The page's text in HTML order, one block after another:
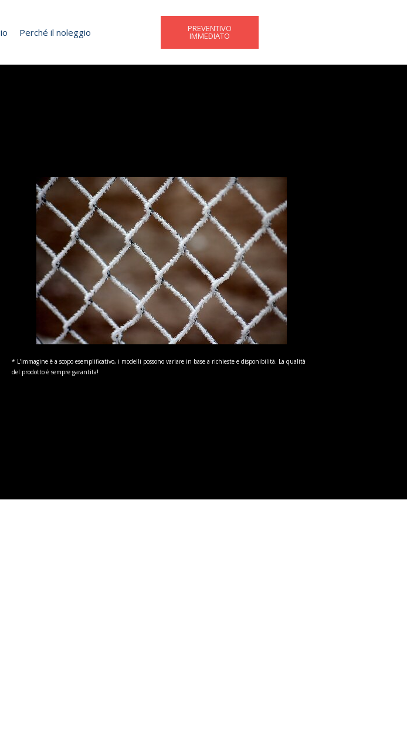
Perché il noleggio PREVENTIVO
IMMEDIATO
* L’immagine è a scopo esemplificativo, i modelli possono variare in base a richieste e disponibilità. La qualità
del prodotto è sempre garantita!